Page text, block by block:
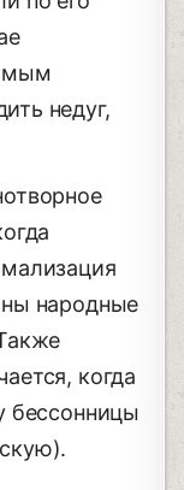
недуг,
народные
когда
бессонницы